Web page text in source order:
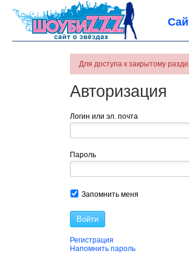
Для доступа к закрытому
Авторизация
Логин или эл. почта
Пароль
Запомнить меня
Войти
Регистрация
Напомнить пароль